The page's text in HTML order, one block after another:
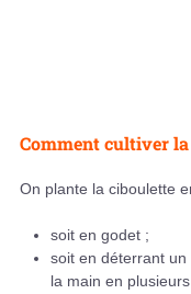
Comment cultiver
On plante la ciboulette
soit en godet ;
soit en déterrant
la main en